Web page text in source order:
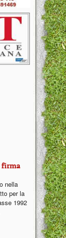
firma
nella
per la
1992